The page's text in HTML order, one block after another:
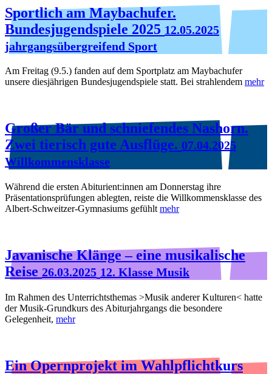
Sportlich am Maybachufer.
Bundesjugendspiele 2025 12.05.2025
jahrgangsübergreifend Sport
Am Freitag (9.5.) fanden auf dem Sportplatz am Maybachufer
unsere diesjährigen Bundesjugendspiele statt. Bei strahlendem mehr
Großer Bär und schniefendes Nashorn.
Zwei tierisch gute Ausflüge. 07.04.2025
Willkommensklasse
Während die ersten Abiturient:innen am Donnerstag ihre
Präsentationsprüfungen ablegten, reiste die Willkommensklasse des
Albert-Schweitzer-Gymnasiums gefühlt mehr
Javanische Klänge – eine musikalische
Reise 26.03.2025 12. Klasse Musik
Im Rahmen des Unterrichtsthemas >Musik anderer Kulturen< hatte
der Musik-Grundkurs des Abiturjahrgangs die besondere
Gelegenheit, mehr
Ein Opernprojekt im Wahlpflichtkurs